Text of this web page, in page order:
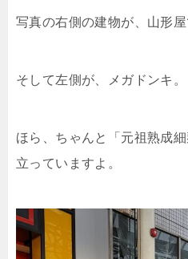
写真の右側の建物が、山形屋
そして左側が、メガドンキ。
ほら、ちゃんと「元祖熟成
立っていますよ。